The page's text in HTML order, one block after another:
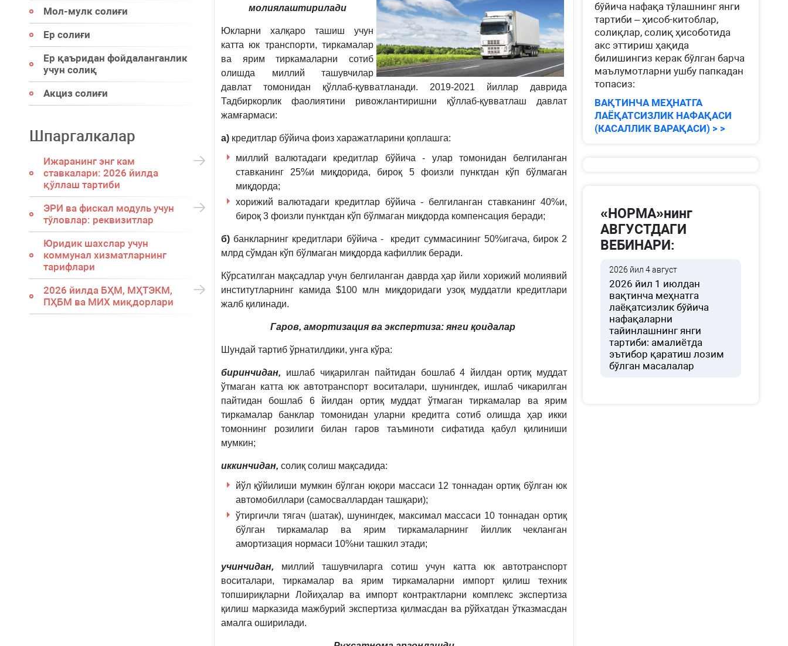
Мол-мулк солиғи
Ер солиғи
Ер қаъридан фойдаланганлик
учун солиқ
Акциз солиғи
Шпаргалкалар
Ижаранинг энг кам
ставкалари: 2026 йилда
қўллаш тартиби
ЭРИ ва фискал модуль учун
тўловлар: реквизитлар
Юридик шахслар учун
коммунал хизматларнинг
тарифлари
2026 йилда БҲМ, МҲТЭКМ,
ПҲБМ ва МИХ миқдорлари
молиялаштирилади
Юкларни халқаро ташиш учун
катта юк транспорти, тиркамалар
ва ярим тиркамаларни сотиб
олишда миллий ташувчилар
давлат томонидан қўллаб-қувватланади. 2019-2021 йиллар даврида
Тадбиркорлик фаолиятини ривожлантиришни қўллаб-қувватлаш давлат
жамғармаси:
а)кредитлар бўйича фоиз харажатларини қоплашга:
миллий валютадаги кредитлар бўйича - улар томонидан белгиланган
ставканинг 25%и миқдорида, бироқ 5 фоизли пунктдан кўп бўлмаган
миқдорда;
хорижий валютадаги кредитлар бўйича - белгиланган ставканинг 40%и,
бироқ 3 фоизли пунктдан кўп бўлмаган миқдорда компенсация беради;
б)банкларнинг кредитлари бўйича - кредит суммасининг 50%игача, бирок 2
млрд сўмдан кўп бўлмаган миқдорда кафиллик беради.
Кўрсатилган мақсадлар учун белгиланган даврда ҳар йили хорижий молиявий
институтларнинг камида $100 млн миқдоридаги узоқ муддатли кредитлари
жалб қилинади.
Гаров, амортизация ва экспертиза: янги қоидалар
Шундай тартиб ўрнатилдики, унга кўра:
биринчидан, ишлаб чиқарилган пайтидан бошлаб 4 йилдан ортиқ муддат
ўтмаган катта юк автотранспорт воситалари, шунингдек, ишлаб чикарилган
пайтидан бошлаб 6 йилдан ортиқ муддат ўтмаган
тиркамалар ва ярим
тиркамалар банклар томонидан уларни кредитга сотиб олишда ҳар икки
томоннинг розилиги билан гаров таъминоти сифатида қабул қилиниши
мумкин;
иккинчидан, солиқ солиш мақсадида:
йўл қўйилиши мумкин бўлган юқори массаси 12 тоннадан ортиқ бўлган юк
автомобиллари (самосваллардан ташқари);
ўтиргичли тягач (шатак), шунингдек, максимал массаси 10 тоннадан ортиқ
бўлган тиркамалар ва ярим тиркамаларнинг йиллик чекланган
амортизация нормаси 10%ни ташкил этади;
учинчидан, миллий ташувчиларга сотиш учун катта юк автотранспорт
воситалари, тиркамалар ва ярим тиркамаларни импорт қилиш техник
топшириқларни Лойиҳалар ва импорт контрактларни комплекс экспертиза
қилиш марказида мажбурий экспертиза қилмасдан ва рўйхатдан ўтказмасдан
амалга оширилади.
бўйича нафақа тўлашнинг янги
тартиби – ҳисоб-китоблар,
солиқлар, солиқ ҳисоботида
акс эттириш ҳақида
билишингиз керак бўлган барча
маълумотларни ушбу папкадан
топасиз:
ВАҚТИНЧА МЕҲНАТГА
ЛАЁҚАТСИЗЛИК НАФАҚАСИ
(КАСАЛЛИК ВАРАҚАСИ) > >
«НОРМА»нинг
АВГУСТДАГИ
ВЕБИНАРИ:
2026 йил 4 август
2026 йил 1 июлдан
вақтинча меҳнатга
лаёқатсизлик бўйича
нафақаларни
тайинлашнинг янги
тартиби: амалиётда
эътибор қаратиш лозим
бўлган масалалар